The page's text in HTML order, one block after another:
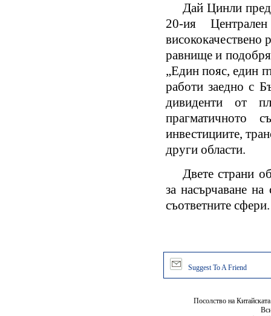
Дай Цинли
20-ия
висококачествено
равнище и
„Един пояс, един
работи заедно с
дивиденти от
прагматичното
инвестициите,
други области.
Двете страни
за насърчаване
съответните сфери.
Suggest To A Friend
Посолство на